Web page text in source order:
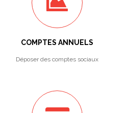
COMPTES ANNUELS
Déposer des comptes sociaux